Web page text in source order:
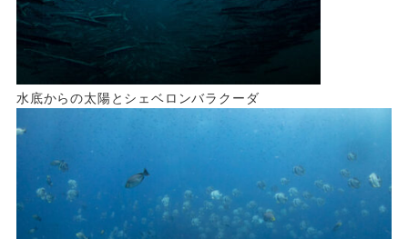
水底からの太陽とシェベロンバラクーダ